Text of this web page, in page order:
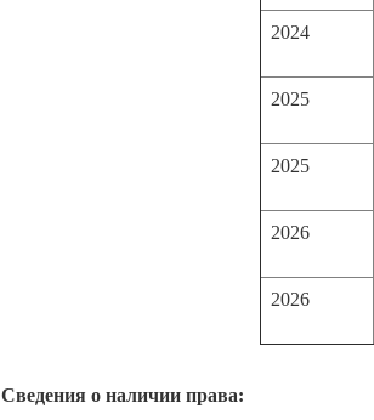
2024
2025
2025
2026
2026
Сведения о наличии права: